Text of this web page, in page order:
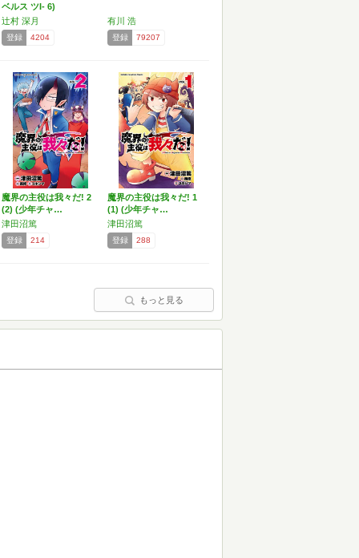
ベルス ツI- 6)
辻村 深月
登録 4204
有川 浩
登録 79207
魔界の主役は我々だ! 2
(2) (少年チャ…
津田沼篤
登録 214
魔界の主役は我々だ! 1
(1) (少年チャ…
津田沼篤
登録 288
もっと見る